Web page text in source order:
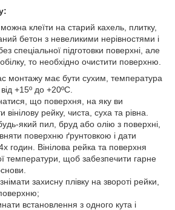
можна клеїти на старий кахель, плитку,
бетон з невеликими нерівностями і
спеціальної підготовки поверхні, але
то необхідно очистити поверхню.
монтажу має бути сухим, температура
+15º до +20ºС.
що поверхня, на яку ви
вінілову рейку, чиста, суха та рівна.
який пил, бруд або олію з поверхні,
поверхню ґрунтовкою і дати
годин. Вінілова рейка та поверхня
температури, щоб забезпечити гарне
захисну плівку на звороті рейки,
встановлення з одного кута і